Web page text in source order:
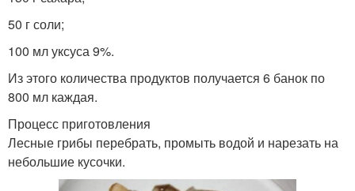
50 г соли;
100 мл уксуса 9%.
Из этого количества продуктов получается 6 банок по
800 мл каждая.
Процесс приготовления
Лесные грибы перебрать, промыть водой и нарезать на
небольшие кусочки.